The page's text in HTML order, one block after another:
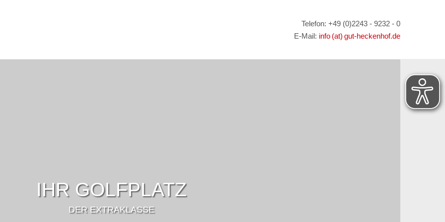
Telefon: +49 (0)2243 - 9232 - 0
E-Mail: info (at) gut-heckenhof.de
IHR GOLFPLATZ
DER EXTRAKLASSE